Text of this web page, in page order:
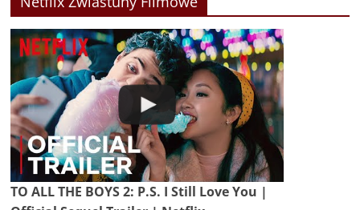
TO ALL THE BOYS 2: P.S. I Still Love You |